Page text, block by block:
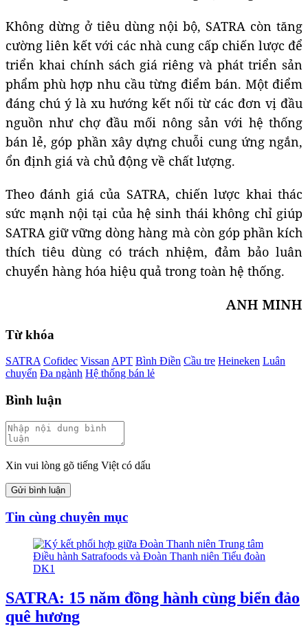
Không dừng ở tiêu dùng nội bộ, SATRA còn tăng
cường liên kết với các nhà cung cấp chiến lược để
triển khai chính sách giá riêng và phát triển sản
phẩm phù hợp nhu cầu từng điểm bán. Một điểm
đáng chú ý là xu hướng kết nối từ các đơn vị đầu
nguồn như chợ đầu mối nông sản với hệ thống
bán lẻ, góp phần xây dựng chuỗi cung ứng ngắn,
ổn định giá và chủ động về chất lượng.
Theo đánh giá của SATRA, chiến lược khai thác
sức mạnh nội tại của hệ sinh thái không chỉ giúp
SATRA giữ vững dòng hàng mà còn góp phần kích
thích tiêu dùng có trách nhiệm, đảm bảo luân
chuyển hàng hóa hiệu quả trong toàn hệ thống.
ANH MINH
Từ khóa
SATRA Cofidec Vissan APT Bình Điền Cầu tre Heineken Luân
chuyển Đa ngành Hệ thống bán lẻ
Bình luận
Xin vui lòng gõ tiếng Việt có dấu
Gửi bình luận
Tin cùng chuyên mục
SATRA: 15 năm đồng hành cùng biển đảo
quê hương